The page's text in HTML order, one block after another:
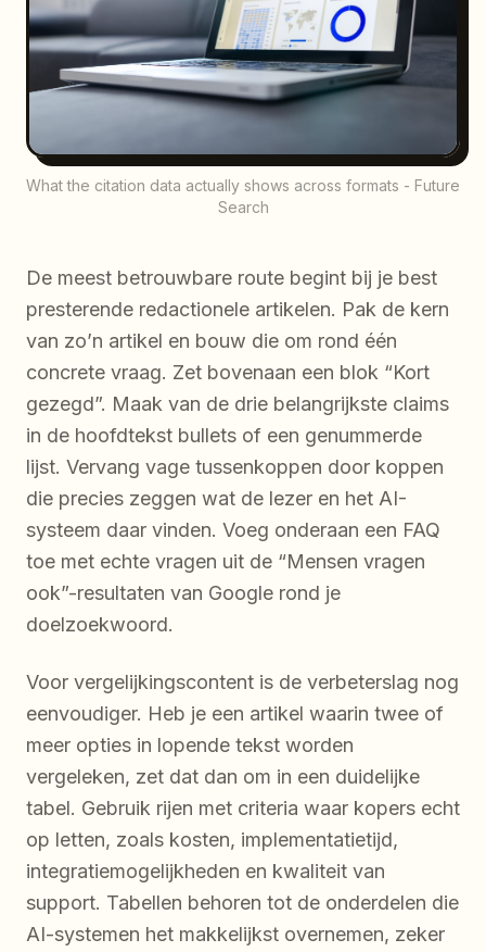
What the citation data actually shows across formats - Future
Search
De meest betrouwbare route begint bij je best
presterende redactionele artikelen. Pak de kern
van zo’n artikel en bouw die om rond één
concrete vraag. Zet bovenaan een blok “Kort
gezegd”. Maak van de drie belangrijkste claims
in de hoofdtekst bullets of een genummerde
lijst. Vervang vage tussenkoppen door koppen
die precies zeggen wat de lezer en het AI-
systeem daar vinden. Voeg onderaan een FAQ
toe met echte vragen uit de “Mensen vragen
ook”-resultaten van Google rond je
doelzoekwoord.
Voor vergelijkingscontent is de verbeterslag nog
eenvoudiger. Heb je een artikel waarin twee of
meer opties in lopende tekst worden
vergeleken, zet dat dan om in een duidelijke
tabel. Gebruik rijen met criteria waar kopers echt
op letten, zoals kosten, implementatietijd,
integratiemogelijkheden en kwaliteit van
support. Tabellen behoren tot de onderdelen die
AI-systemen het makkelijkst overnemen, zeker